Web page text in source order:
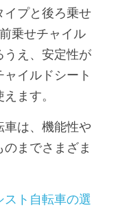
イプと後ろ乗せ
乗せチャイル
うえ、安定性が
イルドシート
ます。
車は、機能性や
までさまざま
ト自転車の選